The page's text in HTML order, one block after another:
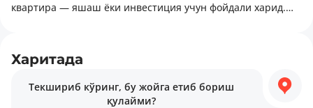
квартира — яшаш ёки инвестиция учун фойдали харид.
имкониятлар мавжуд: савдолашиш. Ҳудуд ривожланган
инфратузилмаси билан ажралиб туради: диний объектлар,
яшил ҳудудлар, шунингдек боғчалар.
Харитада
Текшириб кўринг, бу жойга етиб бориш
қулайми?